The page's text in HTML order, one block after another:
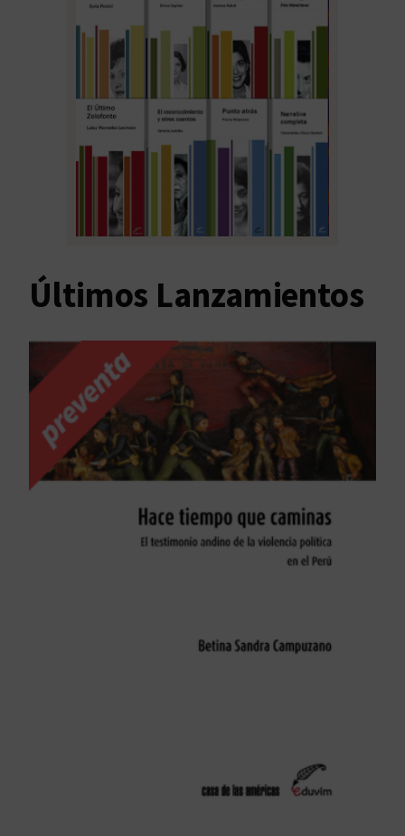
Últimos Lanzamientos